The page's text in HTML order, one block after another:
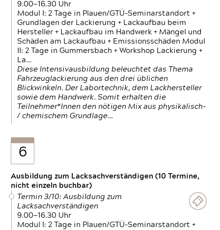
9.00—16.30 Uhr
Modul I: 2 Tage in Plauen/GTÜ-Seminarstandort +
Grundlagen der Lackierung + Lackaufbau beim
Hersteller + Lackaufbau im Handwerk + Mängel und
Schäden am Lackaufbau + Emissionsschäden Modul
II: 2 Tage in Gummersbach + Workshop Lackierung +
La…
Diese Intensivausbildung beleuchtet das Thema
Fahrzeuglackierung aus den drei üblichen
Blickwinkeln. Der Labortechnik, dem Lackhersteller
sowie dem Handwerk. Somit erhalten die
Teilnehmer*Innen den nötigen Mix aus physikalisch-
/ chemischem Grundlage…
6
Ausbildung zum Lacksachverständigen (10 Termine,
nicht einzeln buchbar)
Termin 3/10: Ausbildung zum
Lacksachverständigen
9.00—16.30 Uhr
Modul I: 2 Tage in Plauen/GTÜ-Seminarstandort +